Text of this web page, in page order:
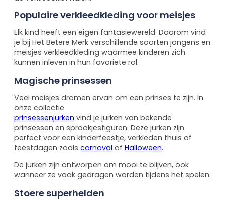
Populaire verkleedkleding voor meisjes
Elk kind heeft een eigen fantasiewereld. Daarom vind
je bij Het Betere Merk verschillende soorten jongens en
meisjes verkleedkleding waarmee kinderen zich
kunnen inleven in hun favoriete rol.
Magische prinsessen
Veel meisjes dromen ervan om een prinses te zijn. In
onze collectie
prinsessenjurken vind je jurken van bekende
prinsessen en sprookjesfiguren. Deze jurken zijn
perfect voor een kinderfeestje, verkleden thuis of
feestdagen zoals carnaval of Halloween.
De jurken zijn ontworpen om mooi te blijven, ook
wanneer ze vaak gedragen worden tijdens het spelen.
Stoere superhelden